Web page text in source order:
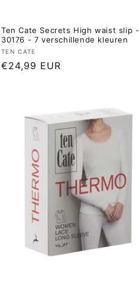
Ten Cate Secrets High waist slip -
30176 - 7 verschillende kleuren
Verkoper:
TEN CATE
Normale
€24,99 EUR